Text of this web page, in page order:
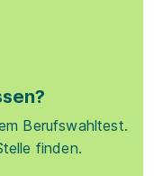
Berufswahltest.
finden.